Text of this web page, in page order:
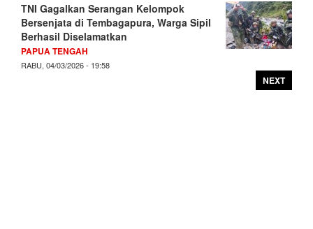
TNI Gagalkan Serangan Kelompok
Bersenjata di Tembagapura, Warga Sipil
Berhasil Diselamatkan
PAPUA TENGAH
RABU, 04/03/2026 - 19:58
NEXT